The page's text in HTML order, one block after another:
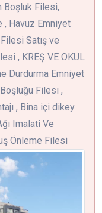
Boşluk Filesi,
, Havuz Emniyet
Satış ve
, KREŞ VE OKUL
Durdurma Emniyet
Filesi ,
, Bina içi dikey
Imalati Ve
Önleme Filesi